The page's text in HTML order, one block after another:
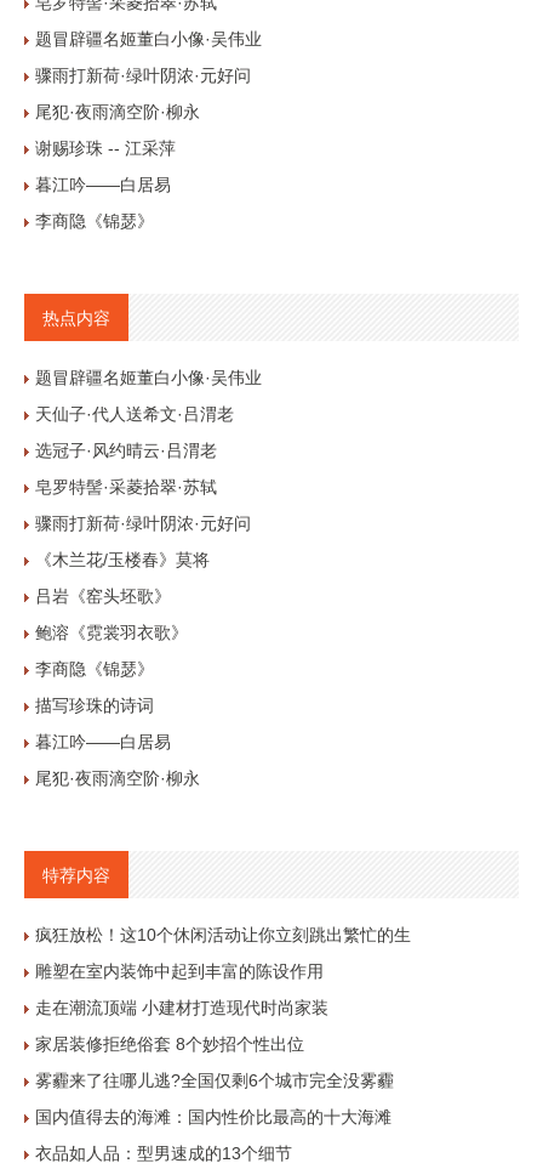
题冒辟疆名姬董白小像·吴伟业
骤雨打新荷·绿叶阴浓·元好问
尾犯·夜雨滴空阶·柳永
谢赐珍珠 -- 江采萍
暮江吟——白居易
李商隐《锦瑟》
热点内容
题冒辟疆名姬董白小像·吴伟业
天仙子·代人送希文·吕渭老
选冠子·风约晴云·吕渭老
皂罗特髻·采菱拾翠·苏轼
骤雨打新荷·绿叶阴浓·元好问
《木兰花/玉楼春》莫将
吕岩《窑头坯歌》
鲍溶《霓裳羽衣歌》
李商隐《锦瑟》
描写珍珠的诗词
暮江吟——白居易
尾犯·夜雨滴空阶·柳永
特荐内容
疯狂放松！这10个休闲活动让你立刻跳出繁忙的生
雕塑在室内装饰中起到丰富的陈设作用
走在潮流顶端 小建材打造现代时尚家装
家居装修拒绝俗套 8个妙招个性出位
雾霾来了往哪儿逃?全国仅剩6个城市完全没雾霾
国内值得去的海滩：国内性价比最高的十大海滩
衣品如人品：型男速成的13个细节